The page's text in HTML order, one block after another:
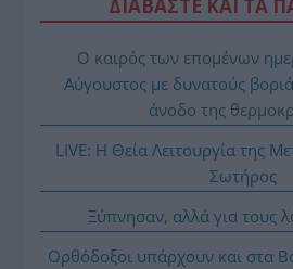
ΔΙΑΒΑΣΤΕ ΚΑΙ ΤΑ
Ο καιρός των επομένων
Αύγουστος με δυνατούς
άνοδο της
LIVE: Η Θεία Λειτουργία της
Σωτήρος
Ξύπνησαν, αλλά για τους
Ορθόδοξοι υπάρχουν και στα